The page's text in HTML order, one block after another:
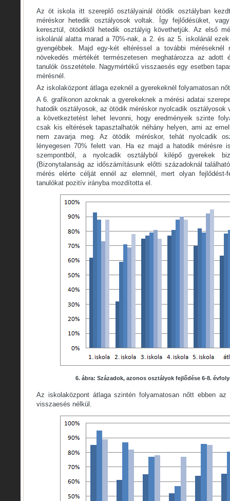
Az öt iskola itt szereplő osztályainál ötödik osztályban
méréskor hetedik osztályosok voltak. Így fejlődésüket,
keresztül, ötödiktől hetedik osztályig követhetjük. Az első
iskolánál alatta marad a 70%-nak, a 2. és az 5. iskolánál
gyengébbek. Majd egy-két eltéréssel a további méréseknél
növekedés mértékét természetesen meghatározza az adott
tanulók összetétele. Nagymértékű visszaesés egy esetben
mérésnél.
Az iskolaközpont átlaga ezeknél a gyerekeknél folyamatosan
A 6. grafikonon azoknak a gyerekeknek a mérési adatai
hatodik osztályosok, az ötödik méréskor nyolcadik osztályosok
a következtetést lehet levonni, hogy eredményeik szinte
csak kis eltérések tapasztalhatók néhány helyen, ami az
nem zavarja meg. Az ötödik méréskor, tehát nyolcadik
lényegesen 70% felett van. Ha ez majd a hatodik mérésre
szempontból, a nyolcadik osztályból kilépő gyerekek
(Bizonytalanság az időszámításunk előtti századoknál
mérés elérte célját ennél az elemnél, mert olyan fejlődést-
tanulókat pozitív irányba mozdította el.
6. ábra: Századok, azonos osztályok fejlődése 6-8.
Az iskolaközpont átlaga szintén folyamatosan nőtt ebben az
visszaesés nélkül.